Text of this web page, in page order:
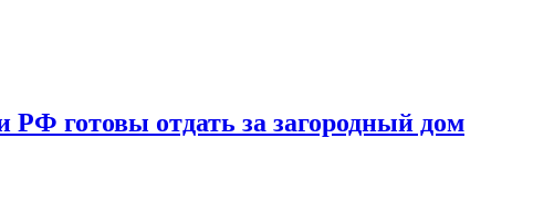
готовы отдать за загородный дом